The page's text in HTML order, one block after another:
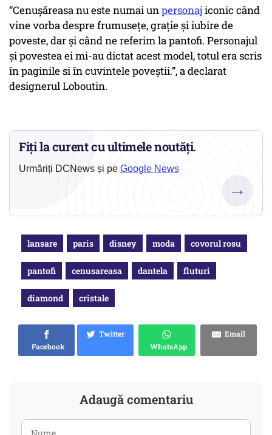
“Cenușăreasa nu este numai unpersonajiconic când
vine vorba despre frumusețe, grație și iubire de
poveste, dar și când ne referim la pantofi. Personajul
și povestea ei mi-au dictat acest model, totul era scris
în paginile si în cuvintele poveștii.”, a declarat
designerul Loboutin.
Fiți la curent cu ultimele noutăți.
Urmăriți DCNews și pe Google News
→
lansare paris disney moda covorul rosu
pantofi cenusareasa dantela fluturi
diamond cristale
Facebook
Twitter
WhatsApp
Email
Adaugă comentariu